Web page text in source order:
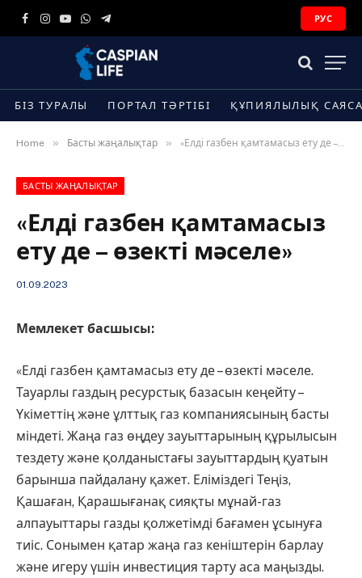
Facebook
Instagram
YouTube
WhatsApp
Telegram
РУС
БІЗ ТУРАЛЫ ПОРТАЛ ТӘРТІБІ ҚҰПИЯЛЫЛЫҚ
Home » Басты жаңалықтар » «Елді газбен қамтамасыз ету де – өзекті мәселе»
БАСТЫ ЖАҢАЛЫҚТАР
«Елді газбен қамтамасыз
ету де – өзекті мәселе»
01.09.2023
Мемлекет басшысы:
«Елді газбен қамтамасыз ету де – өзекті мәселе.
Тауарлы газдың ресурстық базасын кеңейту –
Үкіметтің және ұлттық газ компаниясының басты
міндеті. Жаңа газ өңдеу зауыттарының құрылысын
тездету және қолданыстағы зауыттардың қуатын
барынша пайдалану қажет. Еліміздегі Теңіз,
Қашаған, Қарашығанақ сияқты мұнай-газ
алпауыттары газды қолжетімді бағамен ұсынуға
тиіс. Сонымен қатар жаңа газ кеніштерін барлау
және игеру үшін инвестиция тарту аса маңызды.